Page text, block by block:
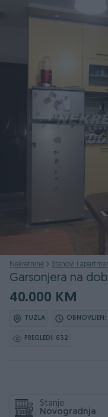
Nekretnine Stanovi i
Garsonjera na
40.000 KM
TUZLA
PREGLEDI: 632
Stanje
Novogradnja